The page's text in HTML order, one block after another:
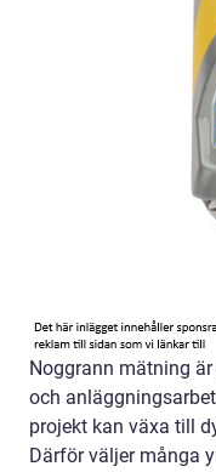
Noggrann mätning
och
projekt kan växa till
Därför väljer många